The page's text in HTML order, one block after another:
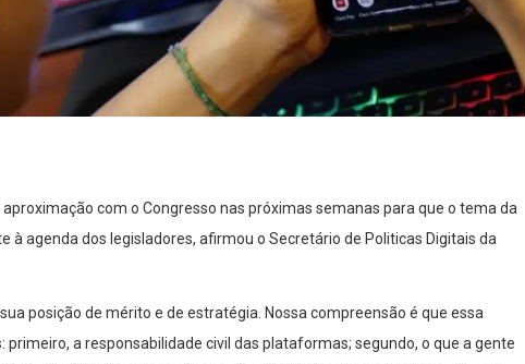
com o Congresso nas próximas semanas para que o tema da
à agenda dos legisladores, afirmou o Secretário de Politicas Digitais da
posição de mérito e de estratégia. Nossa compreensão é que essa
primeiro, a responsabilidade civil das plataformas; segundo, o que a gente